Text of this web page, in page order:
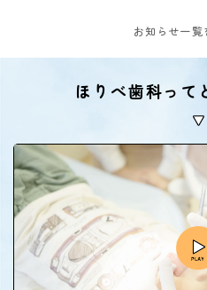
お知らせ一覧
ほりべ歯科って